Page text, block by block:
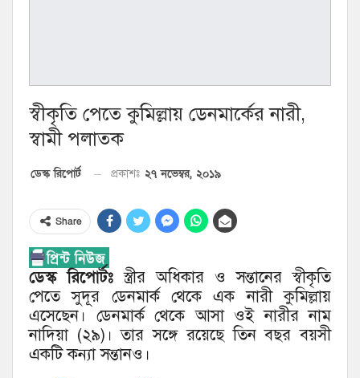
স্বীকৃতি পেতে কুমিল্লায় ডেনমার্কের নারী,
স্বামী পলাতক
ডেস্ক রিপোর্ট প্রকাশঃ ২৭ নভেম্বর, ২০১৯
Share
ডেস্ক রিপোর্টঃ স্ত্রীর অধিকার ও সন্তানের স্বীকৃতি
পেতে সুদূর ডেনমার্ক থেকে এক নারী কুমিল্লায়
এসেছেন। ডেনমার্ক থেকে আসা ওই নারীর নাম
নাদিয়া (২৯)। তার সঙ্গে রয়েছে তিন বছর বয়সী
একটি কন্যা সন্তানও।